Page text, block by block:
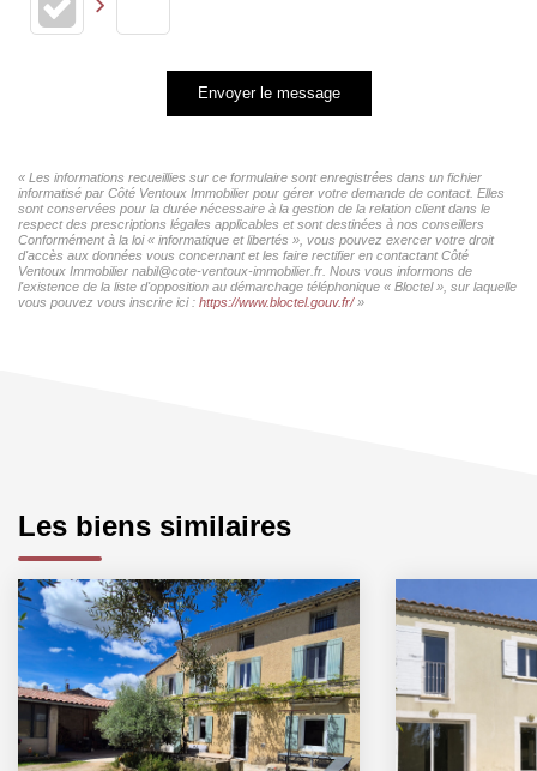
Envoyer le message
« Les informations recueillies sur ce formulaire sont enregistrées dans un fichier
informatisé par Côté Ventoux Immobilier pour gérer votre demande de contact. Elles
sont conservées pour la durée nécessaire à la gestion de la relation client dans le
respect des prescriptions légales applicables et sont destinées à nos conseillers
Conformément à la loi « informatique et libertés », vous pouvez exercer votre droit
d'accès aux données vous concernant et les faire rectifier en contactant Côté
Ventoux Immobilier nabil@cote-ventoux-immobilier.fr. Nous vous informons de
l'existence de la liste d'opposition au démarchage téléphonique « Bloctel », sur laquelle
vous pouvez vous inscrire ici : https://www.bloctel.gouv.fr/»
Les biens similaires